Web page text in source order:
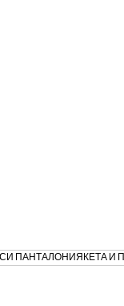
ПАНТАЛОНИЯКЕТА И